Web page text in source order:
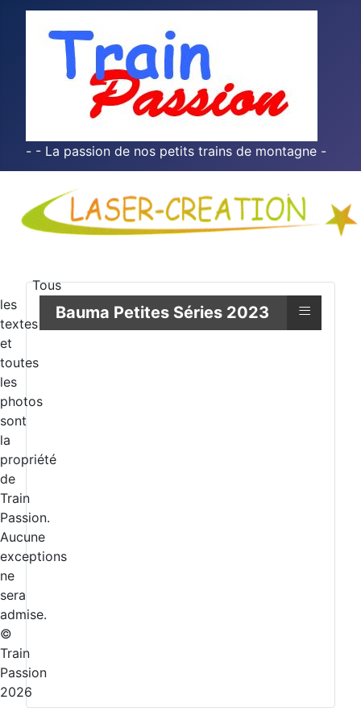
- - La passion de nos petits trains de montagne -
Bauma Petites Séries 2023 ≡
Tous
les
textes
et
toutes
les
photos
sont
la
propriété
de
Train
Passion.
Aucune
exceptions
ne
sera
admise.
©
Train
Passion
2026